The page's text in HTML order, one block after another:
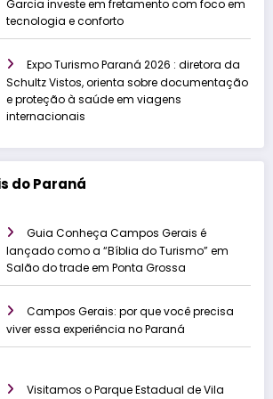
Garcia investe em fretamento com foco em
tecnologia e conforto
Expo Turismo Paraná 2026 : diretora da
Schultz Vistos, orienta sobre documentação
e proteção à saúde em viagens
internacionais
do Paraná
Guia Conheça Campos Gerais é
lançado como a “Bíblia do Turismo” em
Salão do trade em Ponta Grossa
Campos Gerais: por que você precisa
viver essa experiência no Paraná
Visitamos o Parque Estadual de Vila